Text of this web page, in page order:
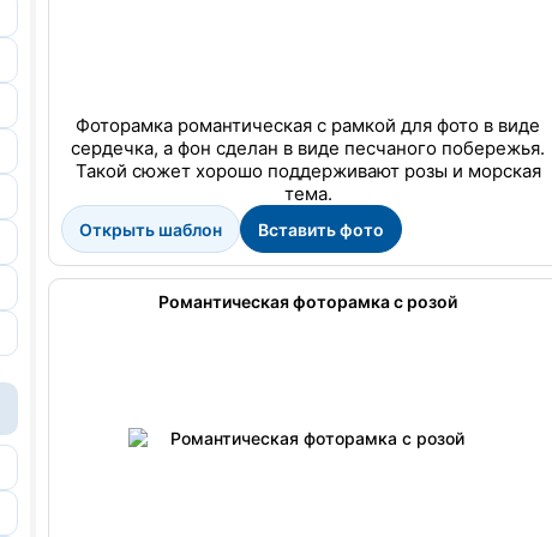
Фоторамка романтическая с рамкой для фото в виде
сердечка, а фон сделан в виде песчаного побережья.
Такой сюжет хорошо поддерживают розы и морская
тема.
Открыть шаблон Вставить фото
Романтическая фоторамка с розой